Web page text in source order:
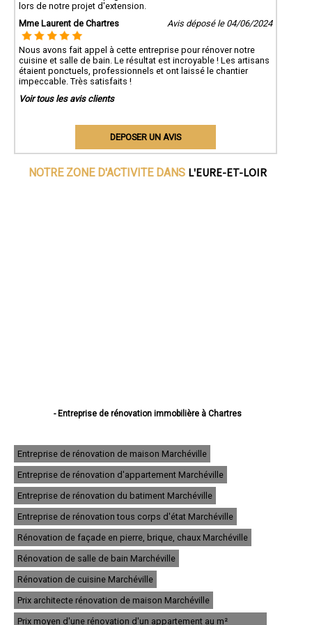
lors de notre projet d'extension.
Mme Laurent de Chartres
Avis déposé le 04/06/2024
Nous avons fait appel à cette entreprise pour rénover notre
cuisine et salle de bain. Le résultat est incroyable ! Les artisans
étaient ponctuels, professionnels et ont laissé le chantier
impeccable. Très satisfaits !
Voir tous les avis clients
DEPOSER UN AVIS
NOTRE ZONE D'ACTIVITE DANS L'EURE-ET-LOIR
- Entreprise de rénovation immobilière à Chartres
- Entreprise de rénovation immobilière à Châteaudun
- Entreprise de rénovation immobilière à Vernouillet
- Entreprise de rénovation immobilière à Nogent-le-Rotrou
- Entreprise de rénovation immobilière à Mainvilliers
- Entreprise de rénovation immobilière à Luisant
- Entreprise de rénovation immobilière à Épernon
- Entreprise de rénovation immobilière à Lèves
- Entreprise de rénovation immobilière à Maintenon
- Entreprise de rénovation immobilière à Bonneval
- Entreprise de rénovation immobilière à Nogent-le-Roi
- Entreprise de rénovation immobilière à Auneau
- Entreprise de rénovation immobilière à Saint-Lubin-des-Joncherets
- Entreprise de rénovation immobilière à Le Coudray
- Entreprise de rénovation immobilière à Saint-Rémy-sur-Avre
Entreprise de rénovation de maison Marchéville
Entreprise de rénovation d'appartement Marchéville
Entreprise de rénovation du batiment Marchéville
Entreprise de rénovation tous corps d'état Marchéville
Rénovation de façade en pierre, brique, chaux Marchéville
Rénovation de salle de bain Marchéville
Rénovation de cuisine Marchéville
Prix architecte rénovation de maison Marchéville
Prix moyen d'une rénovation d'un appartement au m²